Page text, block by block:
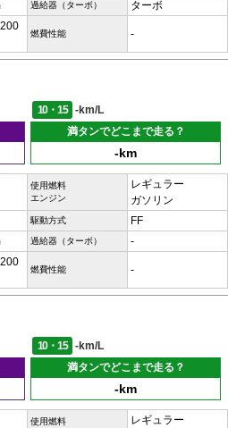
過給器（ターボ） ターボ
燃費性能 -
10・15
-km/L
満タンでどこまで走る？
-km
使用燃料
エンジン
レギュラー
ガソリン
駆動方式 FF
過給器（ターボ） -
燃費性能 -
10・15
-km/L
満タンでどこまで走る？
-km
使用燃料
レギュラー